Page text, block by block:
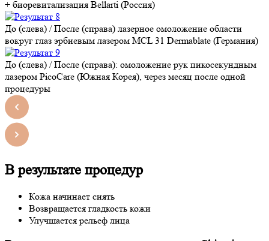
+ биоревитализация Bellarti (Россия)
До (слева) / После (справа) лазерное омоложение области
вокруг глаз эрбиевым лазером MCL 31 Dermablate (Германия)
До (слева) / После (справа): омоложение рук пикосекундным
лазером PicoCare (Южная Корея), через месяц после одной
процедуры
В результате процедур
Кожа начинает сиять
Возвращается гладкость кожи
Улучшается рельеф лица